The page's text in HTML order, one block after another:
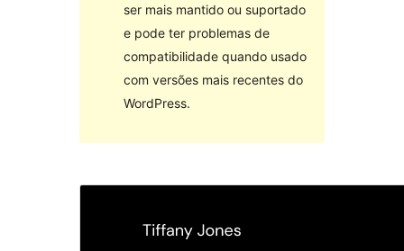
ser mais mantido ou suportado
e pode ter problemas de
compatibilidade quando usado
com versões mais recentes do
WordPress.